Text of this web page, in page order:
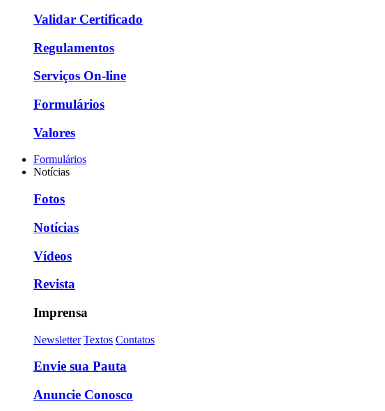
Validar Certificado
Regulamentos
Serviços On-line
Formulários
Valores
Formulários
Notícias
Fotos
Notícias
Vídeos
Revista
Imprensa
Newsletter Textos Contatos
Envie sua Pauta
Anuncie Conosco